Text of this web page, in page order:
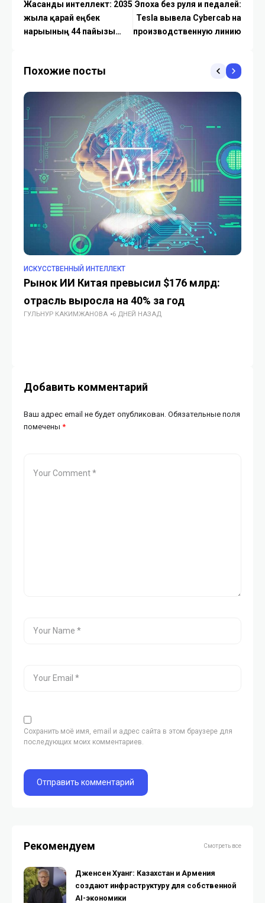
Жасанды интеллект: 2035
жылға қарай еңбек
нарығының 44 пайызы
Эпоха без руля и педалей:
Tesla вывела Cybercab на
производственную линию
Похожие посты
ИСКУССТВЕННЫЙ ИНТЕЛЛЕКТ
Рынок ИИ Китая превысил $176 млрд:
отрасль выросла на 40% за год
ГУЛЬНУР КАКИМЖАНОВА 6 ДНЕЙ НАЗАД
Добавить комментарий
Ваш адрес email не будет опубликован. Обязательные поля
помечены *
Сохранить моё имя, email и адрес сайта в этом браузере для
последующих моих комментариев.
Рекомендуем Смотреть все
Дженсен Хуанг: Казахстан и Армения
создают инфраструктуру для собственной
AI-экономики